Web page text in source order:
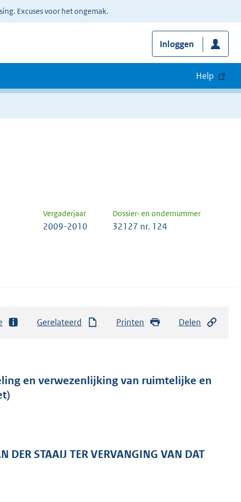
Excuses voor het ongemak.
Inloggen
Help
Vergaderjaar Dossier- en ondernummer
2009-2010 32127 nr. 124
Gerelateerd Printen Delen
en verwezenlijking van ruimtelijke en
DER STAAIJ TER VERVANGING VAN DAT